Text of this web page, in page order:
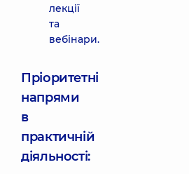
лекції
та
вебінари.
Пріоритетні
напрями
в
практичній
діяльності: